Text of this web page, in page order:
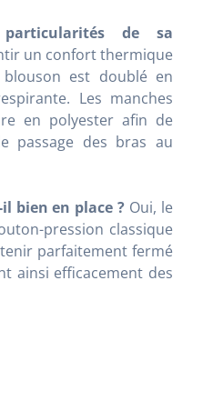
de sa
un confort thermique
est doublé en
Les manches
en polyester afin de
passage des bras au
bien en place ? Oui, le
pression classique
parfaitement fermé
ainsi efficacement des